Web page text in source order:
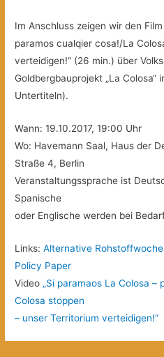
Im Anschluss zeigen wir den
paramos cualqier cosa!/La
verteidigen!“ (26 min.) über
Goldbergbauprojekt „La Colosa“
Untertiteln).
Wann: 19.10.2017, 19:00 Uhr
Wo: Havemann Saal, Haus der
Straße 4, Berlin
Veranstaltungssprache ist
Spanische
oder Englische werden bei
Links:Alternative Rohstoffwoche
Policy Paper
Video „Si paramaos La Colosa
Colosa stoppen
– unser Territorium verteidigen!“